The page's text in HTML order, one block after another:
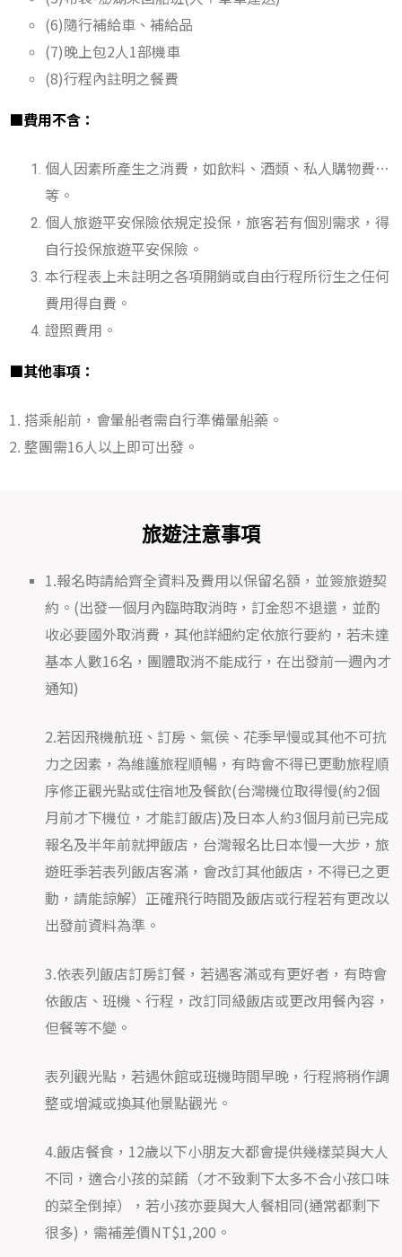
(6)隨行補給車、補給品
(7)晚上包2人1部機車
(8)行程內註明之餐費
■費用不含：
個人因素所產生之消費，如飲料、酒類、私人購物費…
等。
個人旅遊平安保險依規定投保，旅客若有個別需求，得
自行投保旅遊平安保險。
本行程表上未註明之各項開銷或自由行程所衍生之任何
費用得自費。
證照費用。
■其他事項：
1. 搭乘船前，會暈船者需自行準備暈船藥。
2. 整團需16人以上即可出發。
旅遊注意事項
1.報名時請給齊全資料及費用以保留名額，並簽旅遊契
約。(出發一個月內臨時取消時，訂金恕不退還，並酌
收必要國外取消費，其他詳細約定依旅行要約，若未達
基本人數16名，團體取消不能成行，在出發前一週內才
通知)
2.若因飛機航班、訂房、氣侯、花季早慢或其他不可抗
力之因素，為維護旅程順暢，有時會不得已更動旅程順
序修正觀光點或住宿地及餐飲(台灣機位取得慢(約2個
月前才下機位，才能訂飯店)及日本人約3個月前已完成
報名及半年前就押飯店，台灣報名比日本慢一大步，旅
遊旺季若表列飯店客滿，會改訂其他飯店，不得已之更
動，請能諒解）正確飛行時間及飯店或行程若有更改以
出發前資料為準。
3.依表列飯店訂房訂餐，若遇客滿或有更好者，有時會
依飯店、班機、行程，改訂同級飯店或更改用餐內容，
但餐等不變。
表列觀光點，若遇休館或班機時間早晚，行程將稍作調
整或增減或換其他景點觀光。
4.飯店餐食，12歲以下小朋友大都會提供幾樣菜與大人
不同，適合小孩的菜餚（才不致剩下太多不合小孩口味
的菜全倒掉），若小孩亦要與大人餐相同(通常都剩下
很多)，需補差價NT$1,200。